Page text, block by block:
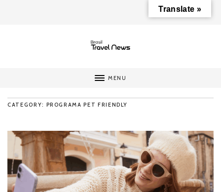
MENU
CATEGORY: PROGRAMA PET FRIENDLY
Translate »